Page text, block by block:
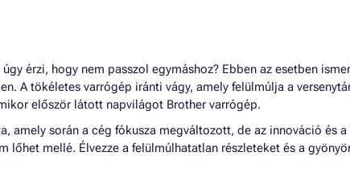
érzi, hogy nem passzol egymáshoz? Ebben az esetben
A tökéletes varrógép iránti vágy, amely felülmúlja a
először látott napvilágot Brother varrógép.
amely során a cég fókusza megváltozott, de az innováció és
lőhet mellé. Élvezze a felülmúlhatatlan részleteket és a